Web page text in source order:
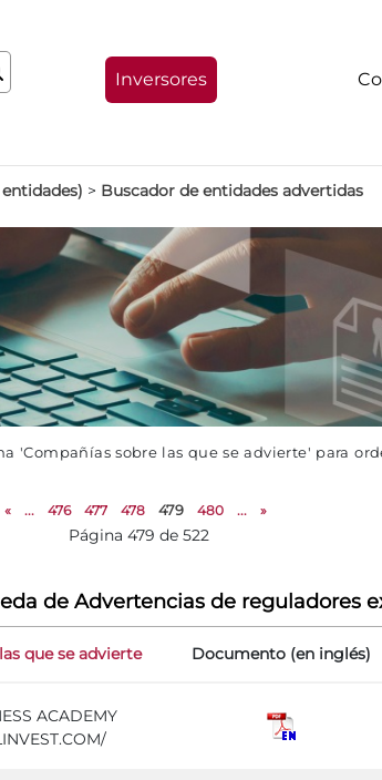
Inversores
> Buscador de entidades advertidas
'Compañías sobre las que se advierte' para
« ... 476 477 478 479 480 ... »
Página 479 de 522
de Advertencias de reguladores
que se advierte Documento (en inglés)
ACADEMY